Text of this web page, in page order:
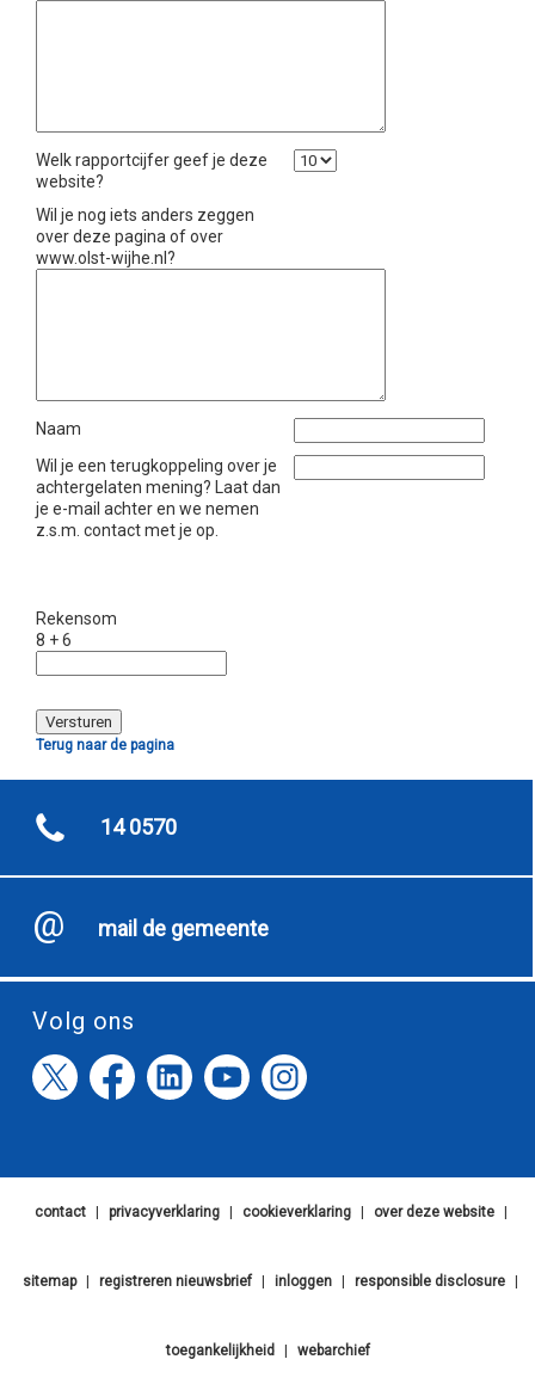
Welk rapportcijfer geef je deze
website?
Wil je nog iets anders zeggen
over deze pagina of over
www.olst-wijhe.nl?
Naam
Wil je een terugkoppeling over je
achtergelaten mening? Laat dan
je e-mail achter en we nemen
z.s.m. contact met je op.
Rekensom
8 + 6
Terug naar de pagina
14 0570
mail de gemeente
Volg ons
contact privacyverklaring cookieverklaring over deze website
sitemap registreren nieuwsbrief inloggen responsible disclosure
toegankelijkheid webarchief